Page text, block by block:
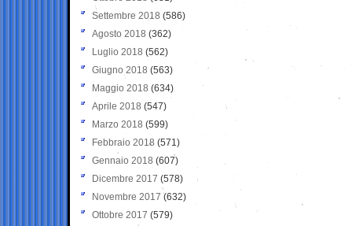
Settembre 2018 (586)
Agosto 2018 (362)
Luglio 2018 (562)
Giugno 2018 (563)
Maggio 2018 (634)
Aprile 2018 (547)
Marzo 2018 (599)
Febbraio 2018 (571)
Gennaio 2018 (607)
Dicembre 2017 (578)
Novembre 2017 (632)
Ottobre 2017 (579)